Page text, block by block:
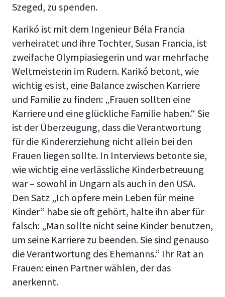
Szeged, zu spenden.
Karikó ist mit dem Ingenieur Béla Francia
verheiratet und ihre Tochter, Susan Francia, ist
zweifache Olympiasiegerin und war mehrfache
Weltmeisterin im Rudern. Karikó betont, wie
wichtig es ist, eine Balance zwischen Karriere
und Familie zu finden: „Frauen sollten eine
Karriere und eine glückliche Familie haben.“ Sie
ist der Überzeugung, dass die Verantwortung
für die Kindererziehung nicht allein bei den
Frauen liegen sollte. In Interviews betonte sie,
wie wichtig eine verlässliche Kinderbetreuung
war – sowohl in Ungarn als auch in den USA.
Den Satz „Ich opfere mein Leben für meine
Kinder“ habe sie oft gehört, halte ihn aber für
falsch: „Man sollte nicht seine Kinder benutzen,
um seine Karriere zu beenden. Sie sind genauso
die Verantwortung des Ehemanns.“ Ihr Rat an
Frauen: einen Partner wählen, der das
anerkennt.